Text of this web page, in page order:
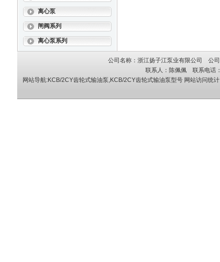
离心泵
闸阀系列
离心泵系列
公司名称：浙江扬子江泵业有限公司 公
联系人：陈佩佩 联系电话
网站导航:KCB/2CY齿轮式输油泵,KCB/2CY齿轮式输油泵型号 网站访问统